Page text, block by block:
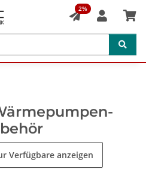
2%
Verfügbare anzeigen